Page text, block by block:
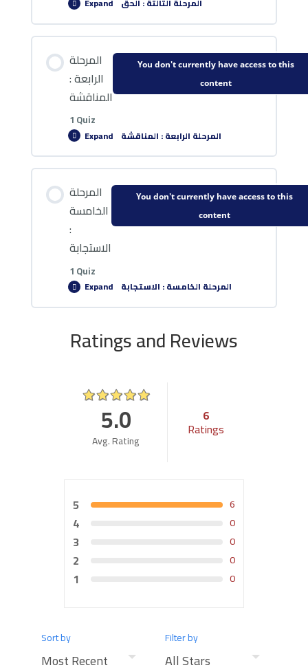
Expand المرحلة الثالثة : الحق
المرحلة
الرابعة :
المناقشة
1 Quiz
You don't currently have access to this
content
Expand المرحلة الرابعة : المناقشة
المرحلة
الخامسة
:
الاستجابة
1 Quiz
You don't currently have access to this
content
Expand المرحلة الخامسة : الاستجابة
Lesson Content
اختبار6 : الاستجابة
Ratings and Reviews
5.0
Avg. Rating
6
Ratings
5 6
4 0
3 0
2 0
1 0
Sort by Filter by